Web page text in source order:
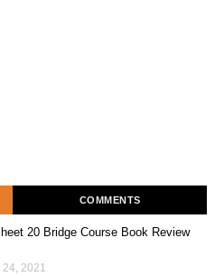
COMMENTS
20 Bridge Course Book Review
24, 2021